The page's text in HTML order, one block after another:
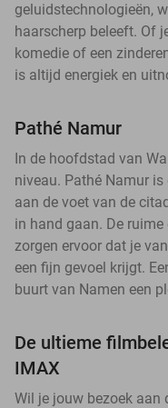
geluidstechnologieën,
haarscherp beleeft. Of
komedie of een
is altijd energiek en
Pathé Namur
In de hoofdstad van
niveau. Pathé Namur
aan de voet van de
in hand gaan. De
zorgen ervoor dat je
een fijn gevoel krijgt.
buurt van Namen een
De ultieme
IMAX
Wil je jouw bezoek aan